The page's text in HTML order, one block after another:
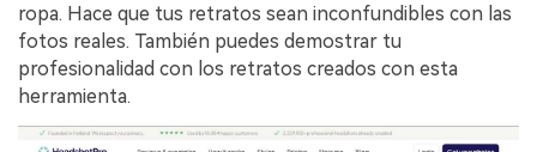
ropa. Hace que tus retratos sean inconfundibles con las
fotos reales. También puedes demostrar tu
profesionalidad con los retratos creados con esta
herramienta.